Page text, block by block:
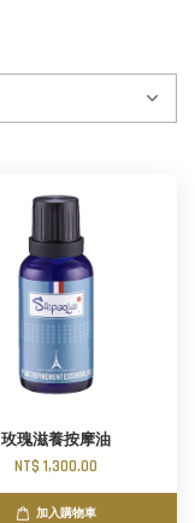
玫瑰滋養按摩油
NT$ 1,300.00
加入購物車